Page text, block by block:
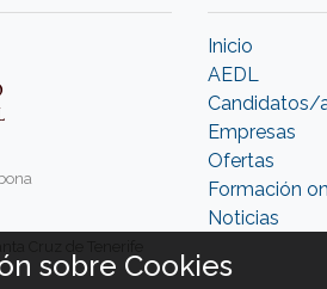
Cruz de Tenerife
Inicio
AEDL
Candidatos/
Empresas
Ofertas
Formación
Noticias
sobre Cookies